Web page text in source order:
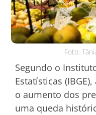
Foto:
Segundo o
Estatísticas
o aumento dos
uma queda